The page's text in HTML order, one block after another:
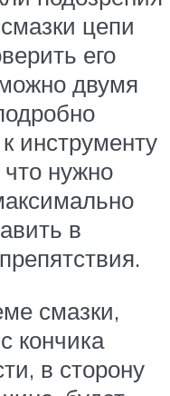
цепи
его
двумя
инструменту
нужно
в
смазки,
кончика
в сторону